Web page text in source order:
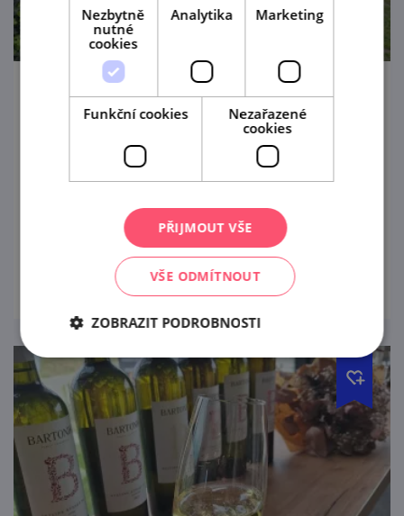
Mikulecké búdy s průvodcem
Jedinečná pěší prohlídka krásným
vinařského muzea s certifikovaným
průvodcem zakončená ochutnávkou nejen
vína.
prohlédnout
Nezbytně
nutné
cookies
Analytika Marketing
Funkční cookies
Nezařazené
cookies
PŘIJMOUT VŠE
VŠE ODMÍTNOUT
ZOBRAZIT PODROBNOSTI